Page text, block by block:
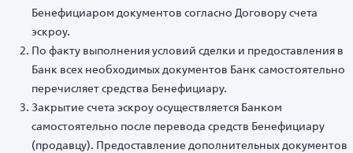
Бенефициаром документов согласно Договору счета
эскроу.
По факту выполнения условий сделки и предоставления в
Банк всех необходимых документов Банк самостоятельно
перечисляет средства Бенефициару.
Закрытие счета эскроу осуществляется Банком
самостоятельно после перевода средств Бенефициару
(продавцу). Предоставление дополнительных документов